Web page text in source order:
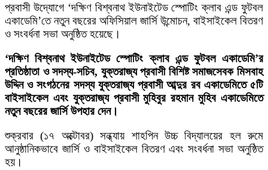
প্রবাসী উদ্যোগে ‘দক্ষিণ বিশ্বনাথ ইউনাইটেড স্পোটিং ক্লাব এন্ড ফুটবল
একাডেমি’তে নতুন বছরের অফিসিয়াল জার্সি উন্মোচন, বাইসাইকেল বিতরণ
ও সংবর্ধনা সভা অনুষ্ঠিত হয়েছে।
‘দক্ষিণ বিশ্বনাথ ইউনাইটেড স্পোটিং ক্লাব এন্ড ফুটবল একাডেমি’র
প্রতিষ্ঠাতা ও সদস্য-সচিব, যুক্তরাজ্য প্রবাসী বিশিষ্ট সমাজসেবক মিসবাহ
উদ্দিন ও সংগঠনের সদস্য যুক্তরাজ্য প্রবাসী আব্দুর রব একাডেমিতে ৫টি
বাইসাইকেল এবং যুক্তরাজ্য প্রবাসী মুহিবুর রহমান মুহিব একাডেমিতে
নতুন বছরের জার্সি উপহার দেন।
শুক্রবার (১৭ অক্টোবর) সন্ধ্যায় শাহপিন উচ্চ বিদ্যালয়ের হল রুমে
আনুষ্ঠানিকভাবে জার্সি ও বাইসাইকেল বিতরণ এবং সংবর্ধনা সভা অনুষ্ঠিত
হয়।